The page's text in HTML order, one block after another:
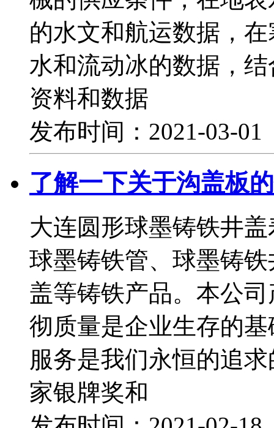
的水文和航运数据，
水和流动冰的数据，
资料和数据
发布时间：2021-03-
了解一下关于沟盖板
大连圆形球墨铸铁井
球墨铸铁管、球墨铸
盖等铸铁产品。本公
彻质量是企业生存的
服务是我们永恒的追
家银牌奖和